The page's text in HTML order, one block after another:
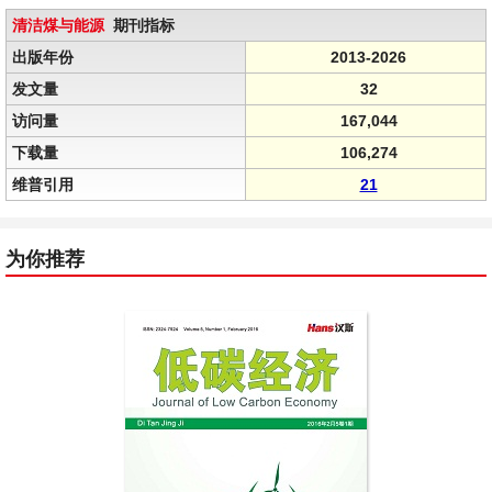
清洁煤与能源 期刊指标
出版年份
2013-2026
发文量
32
访问量
167,044
下载量
106,274
维普引用
21
为你推荐